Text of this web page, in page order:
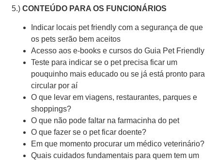
5.) CONTEÚDO PARA OS FUNCIONÁRIOS
Indicar locais pet friendly com a segurança de que
os pets serão bem aceitos
Acesso aos e-books e cursos do Guia Pet Friendly
Teste para indicar se o pet precisa ficar um
pouquinho mais educado ou se já está pronto para
circular por aí
O que levar em viagens, restaurantes, parques e
shoppings?
O que não pode faltar na farmacinha do pet
O que fazer se o pet ficar doente?
Em que momento procurar um médico veterinário?
Quais cuidados fundamentais para quem tem um